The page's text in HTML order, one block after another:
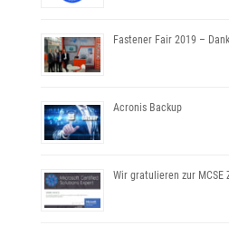
Fastener Fair 2019 –
Acronis Backup
Wir gratulieren zur MCSE